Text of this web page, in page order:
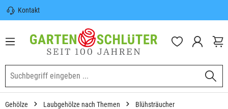
springen
Kontakt
Sicherer Versand | Versandkostenfrei
(DE) ab 100€
Garten-Schlüter Anwachsgarantie
Gehölze Laubgehölze nach Themen Blühsträucher